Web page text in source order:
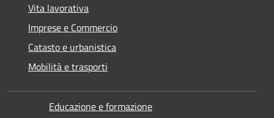
Vita lavorativa
Imprese e Commercio
Catasto e urbanistica
Mobilità e trasporti
Educazione e formazione